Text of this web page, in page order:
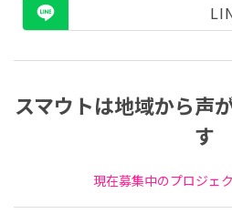
スマウトは地域から声
す
現在募集中のプロジェ